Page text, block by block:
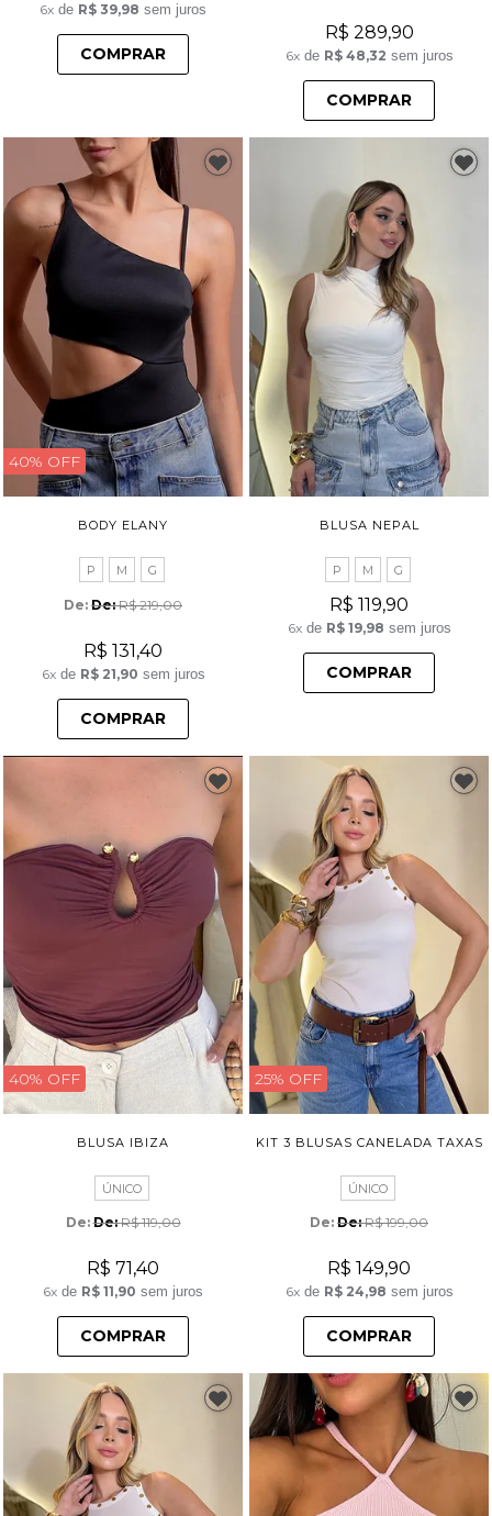
6x de R$ 39,98 sem juros
COMPRAR
R$ 289,90
6xde R$ 48,32 sem juros
COMPRAR
40% OFF
BODY ELANY
P M G
De: R$ 219,00
R$ 131,40
6xde R$ 21,90 sem juros
COMPRAR
BLUSA NEPAL
P M G
R$ 119,90
6xde R$ 19,98 sem juros
COMPRAR
40% OFF
BLUSA IBIZA
ÚNICO
De: R$ 119,00
R$ 71,40
6x de R$ 11,90 sem juros
COMPRAR
25% OFF
KIT 3 BLUSAS CANELADA TAXAS
ÚNICO
De: R$ 199,00
R$ 149,90
6xde R$ 24,98 sem juros
COMPRAR